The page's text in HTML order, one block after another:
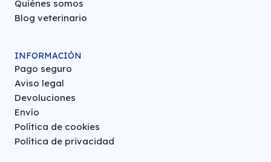
Quiénes somos
Blog veterinario
INFORMACIÓN
Pago seguro
Aviso legal
Devoluciones
Envío
Política de cookies
Política de privacidad